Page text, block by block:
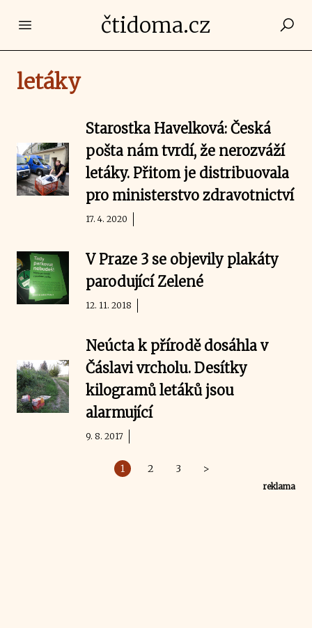
Open main menučtidoma.cz
letáky
Starostka Havelková: Česká
pošta nám tvrdí, že nerozváží
letáky. Přitom je distribuovala
pro ministerstvo zdravotnictví
17. 4. 2020
V Praze 3 se objevily plakáty
parodující Zelené
12. 11. 2018
Neúcta k přírodě dosáhla v
Čáslavi vrcholu. Desítky
kilogramů letáků jsou
alarmující
9. 8. 2017
1 2 3 >
reklama